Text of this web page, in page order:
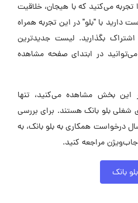
تجربه می‌کنید که با هیجان، خلاقیت
دارید با "بلو" در این تجربه همراه
بگذارید. لیست جدیدترین
در ابتدای صفحه مشاهده
بخش مشاهده می‌کنید، تنها
شغلی بلو بانک هستند. برای بررسی
درخواست همکاری به بلو بانک، به
مراجعه کنید.
بانک